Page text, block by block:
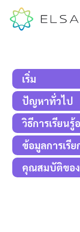
เริ่ม
ปัญหาทั่วไป
วิธีการเรียน
ข้อมูลการเรีย
คุณสมบัติของ